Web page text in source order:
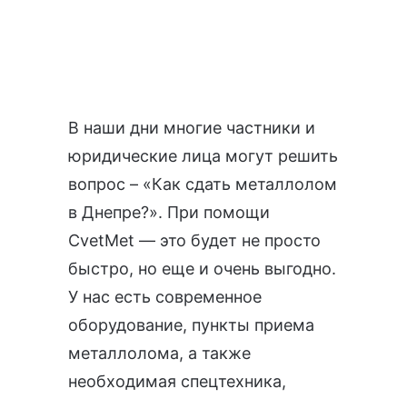
В наши дни многие частники и
юридические лица могут решить
вопрос – «Как сдать металлолом
в Днепре?». При помощи
CvetMet — это будет не просто
быстро, но еще и очень выгодно.
У нас есть современное
оборудование, пункты приема
металлолома, а также
необходимая спецтехника,